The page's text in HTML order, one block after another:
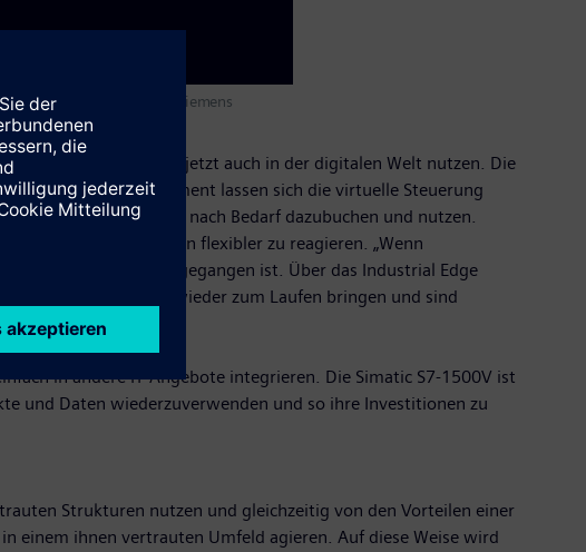
Edge angeboten. (c) Siemens
Hardware-Steuerung jetzt auch in der digitalen Welt nutzen. Die
Edge Management lassen sich die virtuelle Steuerung
Dienste lassen sich nach Bedarf dazubuchen und nutzen.
ermöglicht es Kunden flexibler zu reagieren. „Wenn
Steuerung in Stopp gegangen ist. Über das Industrial Edge
sie die Anlage wieder zum Laufen bringen und sind
in andere IT-Angebote integrieren. Die Simatic S7-1500V ist
und Daten wiederzuverwenden und so ihre Investitionen zu
Strukturen nutzen und gleichzeitig von den Vorteilen einer
einem ihnen vertrauten Umfeld agieren. Auf diese Weise wird